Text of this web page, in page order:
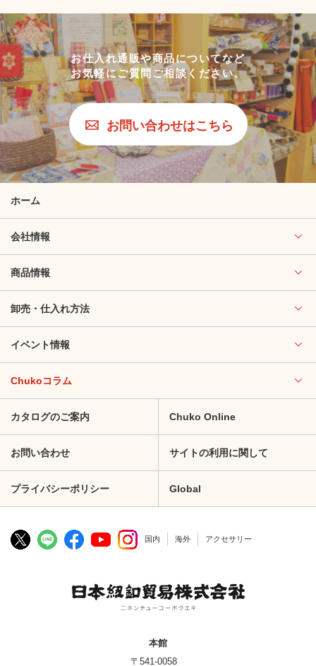
お仕入れ通販や商品についてなど
お気軽にご質問ご相談ください。
お問い合わせはこちら
ホーム
会社情報
商品情報
卸売・仕入れ方法
イベント情報
Chukoコラム
カタログのご案内 Chuko Online
お問い合わせ サイトの利用に関して
プライバシーポリシー Global
国内 海外 アクセサリー
本館
〒541-0058